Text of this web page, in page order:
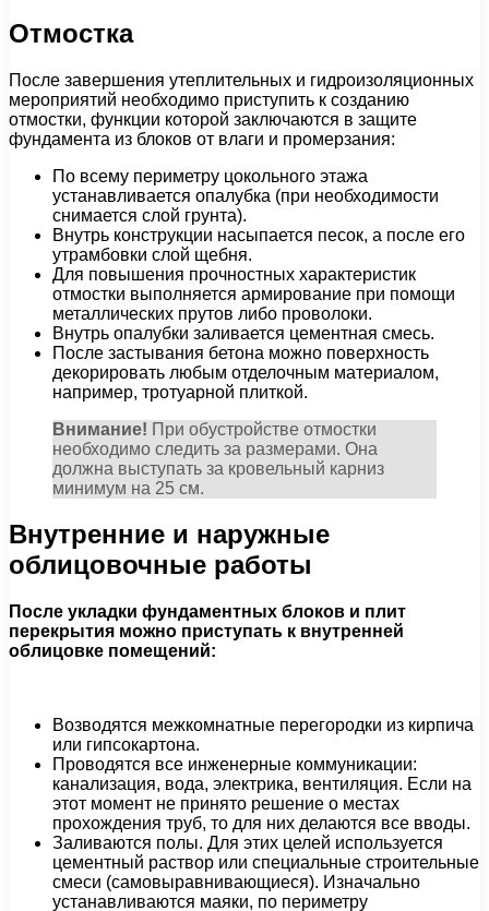
Отмостка
После завершения утеплительных и гидроизоляционных
мероприятий необходимо приступить к созданию
отмостки, функции которой заключаются в защите
фундамента из блоков от влаги и промерзания:
По всему периметру цокольного этажа
устанавливается опалубка (при необходимости
снимается слой грунта).
Внутрь конструкции насыпается песок, а после его
утрамбовки слой щебня.
Для повышения прочностных характеристик
отмостки выполняется армирование при помощи
металлических прутов либо проволоки.
Внутрь опалубки заливается цементная смесь.
После застывания бетона можно поверхность
декорировать любым отделочным материалом,
например, тротуарной плиткой.
Внимание! При обустройстве отмостки
необходимо следить за размерами. Она
должна выступать за кровельный карниз
минимум на 25 см.
Внутренние и наружные
облицовочные работы
После укладки фундаментных блоков и плит
перекрытия можно приступать к внутренней
облицовке помещений:
Возводятся межкомнатные перегородки из кирпича
или гипсокартона.
Проводятся все инженерные коммуникации:
канализация, вода, электрика, вентиляция. Если на
этот момент не принято решение о местах
прохождения труб, то для них делаются все вводы.
Заливаются полы. Для этих целей используется
цементный раствор или специальные строительные
смеси (самовыравнивающиеся). Изначально
устанавливаются маяки, по периметру